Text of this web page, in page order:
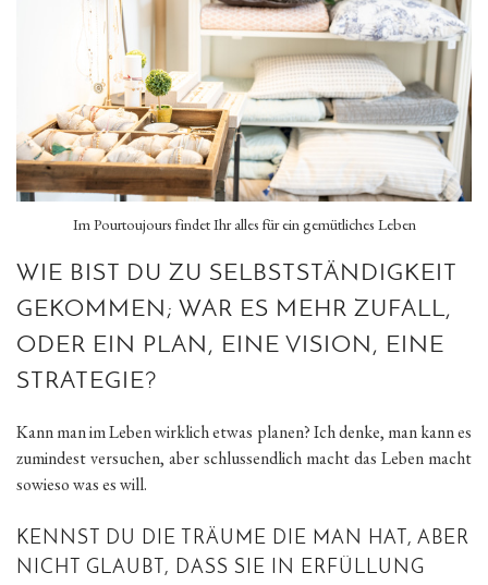
Im Pourtoujours findet Ihr alles für ein gemütliches Leben
WIE BIST DU ZU SELBSTSTÄNDIGKEIT
GEKOMMEN; WAR ES MEHR ZUFALL,
ODER EIN PLAN, EINE VISION, EINE
STRATEGIE?
Kann man im Leben wirklich etwas planen? Ich denke, man kann es
zumindest versuchen, aber schlussendlich macht das Leben macht
sowieso was es will.
KENNST DU DIE TRÄUME DIE MAN HAT, ABER
NICHT GLAUBT, DASS SIE IN ERFÜLLUNG